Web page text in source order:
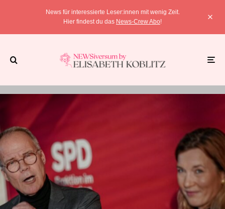
News für interessierte Leser:innen mit wenig Zeit.
Hier findest du das News-Crew Abo!